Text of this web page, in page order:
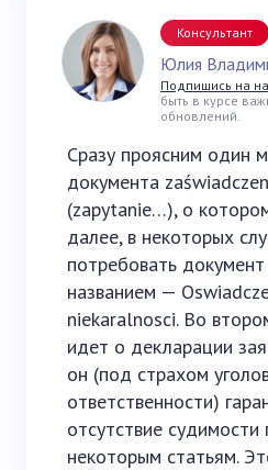
Консультант
Юлия
Подпишись на
быть в курсе
обновлений.
Сразу проясним один
документа
(zapytanie…), о
далее, в некоторых
потребовать
названием —
niekaralnosci. Во
идет о декларации
он (под страхом
ответственности)
отсутствие судимости
некоторым статьям.